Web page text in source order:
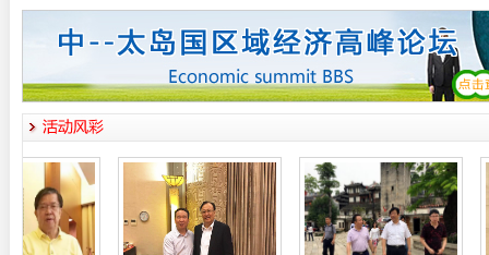
“读懂中国
国际投资促进会代表团访问惠州
2015年7月30日，国际投资促进
王平会见全罗政务副知事
5月14日，以王平会长为首的国际
投资促进会访韩